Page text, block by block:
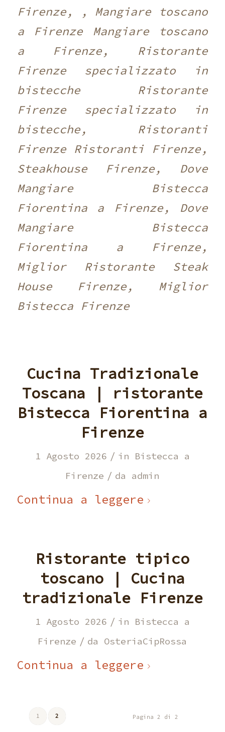
Firenze, , Mangiare toscano
a Firenze Mangiare toscano
a Firenze, Ristorante
Firenze specializzato in
bistecche Ristorante
Firenze specializzato in
bistecche, Ristoranti
Firenze Ristoranti Firenze,
Steakhouse Firenze, Dove
Mangiare Bistecca
Fiorentina a Firenze, Dove
Mangiare Bistecca
Fiorentina a Firenze,
Miglior Ristorante Steak
House Firenze, Miglior
Bistecca Firenze
Cucina Tradizionale
Toscana | ristorante
Bistecca Fiorentina a
Firenze
1 Agosto 2026 / in Bistecca a
Firenze / da admin
Continua a leggere
Ristorante tipico
toscano | Cucina
tradizionale Firenze
1 Agosto 2026 / in Bistecca a
Firenze / da OsteriaCipRossa
Continua a leggere
Pagina 2 di 2
1 2